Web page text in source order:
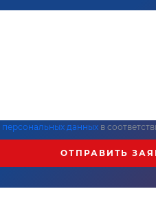
персональных данных в
ОТПРАВИТЬ